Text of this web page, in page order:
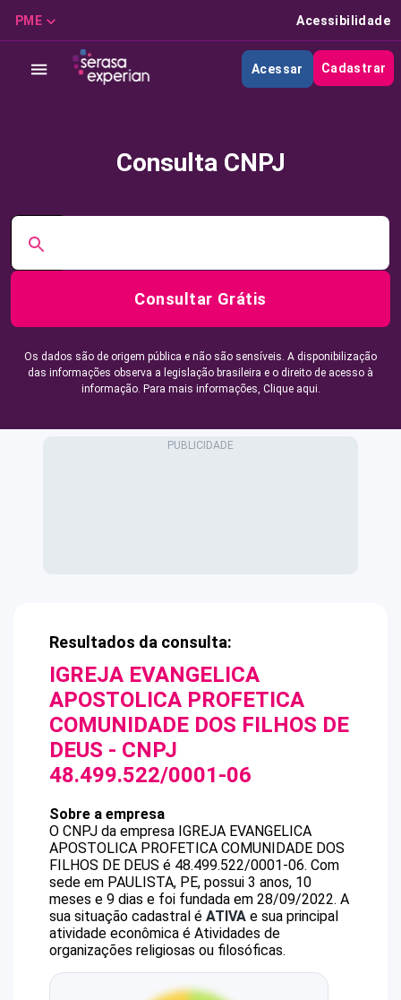
PME Acessibilidade
Acessar Cadastrar
Consulta CNPJ
Consultar Grátis
Os dados são de origem pública e não são sensíveis. A disponibilização
das informações observa a legislação brasileira e o direito de acesso à
informação. Para mais informações, Clique aqui.
Resultados da consulta:
IGREJA EVANGELICA
APOSTOLICA PROFETICA
COMUNIDADE DOS FILHOS DE
DEUS - CNPJ
48.499.522/0001-06
Sobre a empresa
O CNPJ da empresa IGREJA EVANGELICA
APOSTOLICA PROFETICA COMUNIDADE DOS
FILHOS DE DEUS é 48.499.522/0001-06. Com
sede em PAULISTA, PE, possui 3 anos, 10
meses e 9 dias e foi fundada em 28/09/2022. A
sua situação cadastral é ATIVA e sua principal
atividade econômica é Atividades de
organizações religiosas ou filosóficas.